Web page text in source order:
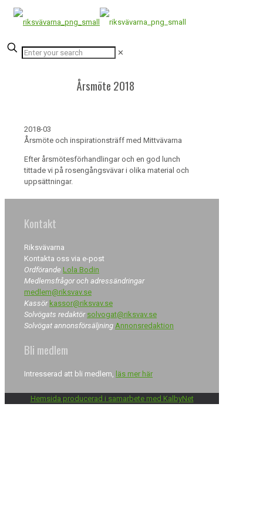
✕
Årsmöte 2018
2018-03
Årsmöte och inspirationsträff med Mittvävarna
Efter årsmötesförhandlingar och en god lunch
tittade vi på rosengångsvävar i olika material och
uppsättningar.
Kontakt
Riksvävarna
Kontakta oss via e-post
Ordförande Lola Bodin
Medlemsfrågor och adressändringar
medlem@riksvav.se
Kassör kassor@riksvav.se
Solvögats redaktör solvogat@riksvav.se
Solvögat annonsförsäljning Annonsredaktion
Bli medlem
Intresserad att bli medlem, läs mer här
Hemsida producerad i samarbete med KalbyNet